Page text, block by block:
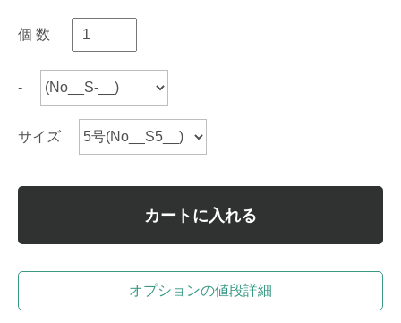
個 数
-
サイズ
カートに入れる
オプションの値段詳細